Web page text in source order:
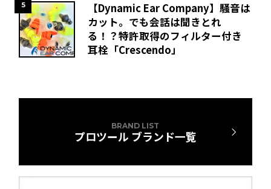
5
【Dynamic Ear Company】騒音は
カット。でも会話は聞きとれ
る！？特許取得のフィルター付き
耳栓「Crescendo」
BRAND LIST
プロツール ブランド一覧